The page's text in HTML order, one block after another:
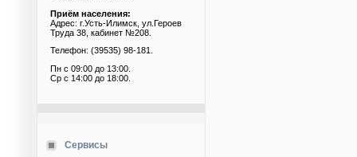
Приём населения:
Адрес: г.Усть-Илимск, ул.Героев
Труда 38, кабинет №208.
Телефон: (39535) 98-181.
Пн с 09:00 до 13:00.
Ср с 14:00 до 18:00.
Сервисы